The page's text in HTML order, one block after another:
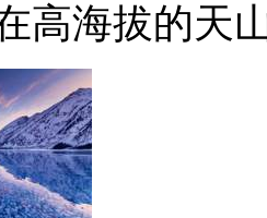
高海拔的